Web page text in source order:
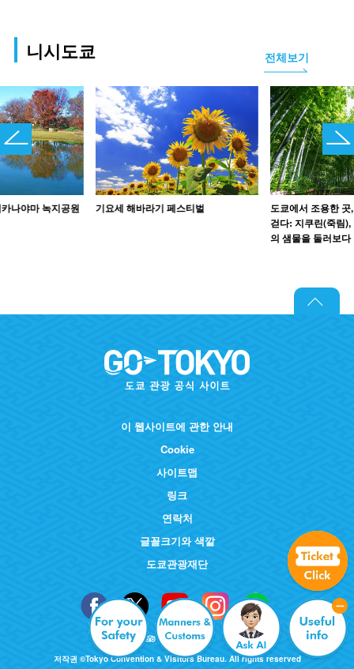
니시도쿄 전체보기
나야마 녹지공원 기요세 해바라기 페스티벌
도쿄에서 조용한
걷다: 지쿠린(죽림
의 샘물을 둘러보다
이 웹사이트에 관한 안내
Cookie
사이트맵
링크
연락처
글꼴크기와 색깔
도쿄관광재단
저작권 ©Tokyo Convention & Visitors Bureau. All rights reserved